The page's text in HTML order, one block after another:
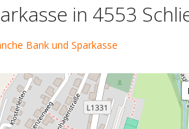
in 4553
Bank und Sparkasse